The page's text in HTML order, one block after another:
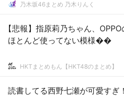
乃木坂46まとめ 乃木りんく
【悲報】指原莉乃ちゃん、
ほとんど使ってない模様��
HKTまとめもん【HKT48のまとめ】
読書してる西野七瀬が可愛すぎ！